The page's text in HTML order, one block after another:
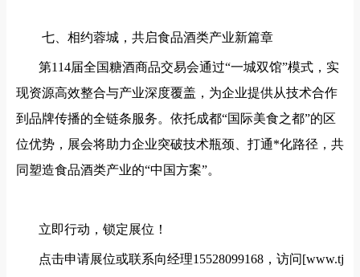
七、相约蓉城，共启食品酒类产业新篇章
第114届全国糖酒商品交易会通过“一城双馆”模式，实
现资源高效整合与产业深度覆盖，为企业提供从技术合作
到品牌传播的全链条服务。依托成都“国际美食之都”的区
位优势，展会将助力企业突破技术瓶颈、打通*化路径，共
同塑造食品酒类产业的“中国方案”。
立即行动，锁定展位！
点击申请展位或联系向经理15528099168，访问[www.tj